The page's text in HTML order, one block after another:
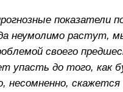
показатели
неумолимо
своего
упасть до того, как
несомненно, скажется